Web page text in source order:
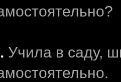
Учила в саду,